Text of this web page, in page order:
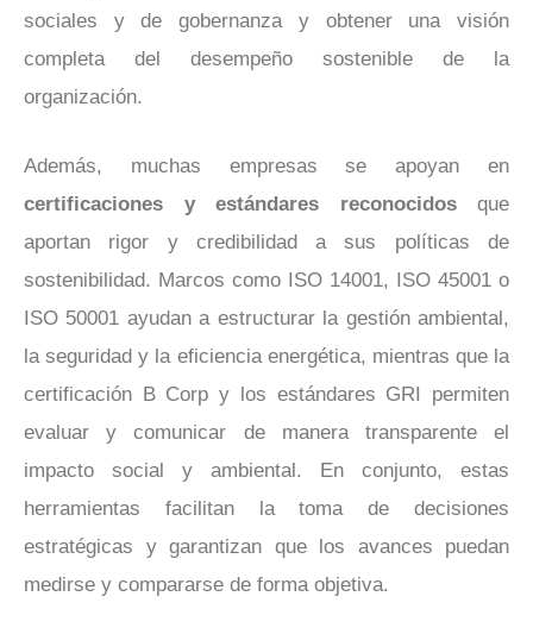
sociales y de gobernanza y obtener una visión
completa del desempeño sostenible de la
organización.
Además, muchas empresas se apoyan en
certificaciones y estándares reconocidosque
aportan rigor y credibilidad a sus políticas de
sostenibilidad. Marcos como ISO 14001, ISO 45001 o
ISO 50001 ayudan a estructurar la gestión ambiental,
la seguridad y la eficiencia energética, mientras que la
certificación B Corp y los estándares GRI permiten
evaluar y comunicar de manera transparente el
impacto social y ambiental. En conjunto, estas
herramientas facilitan la toma de decisiones
estratégicas y garantizan que los avances puedan
medirse y compararse de forma objetiva.